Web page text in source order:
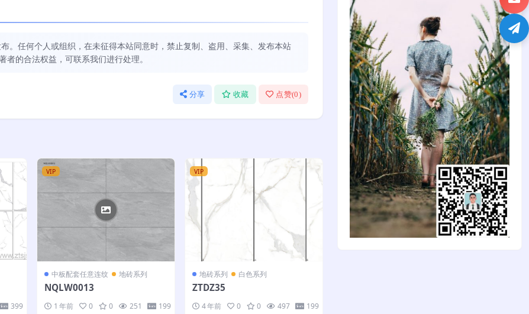
。任何个人或组织，在未征得本站同意时，禁止复制、盗用、采集、发布本站
的合法权益，可联系我们进行处理。
分享 收藏 点赞(0)
399
VIP
中板配套任意连纹 地砖系列
NQLW0013
1 年前 0 0 251 199
VIP
地砖系列 白色系列
ZTDZ35
4 年前 0 0 497 199